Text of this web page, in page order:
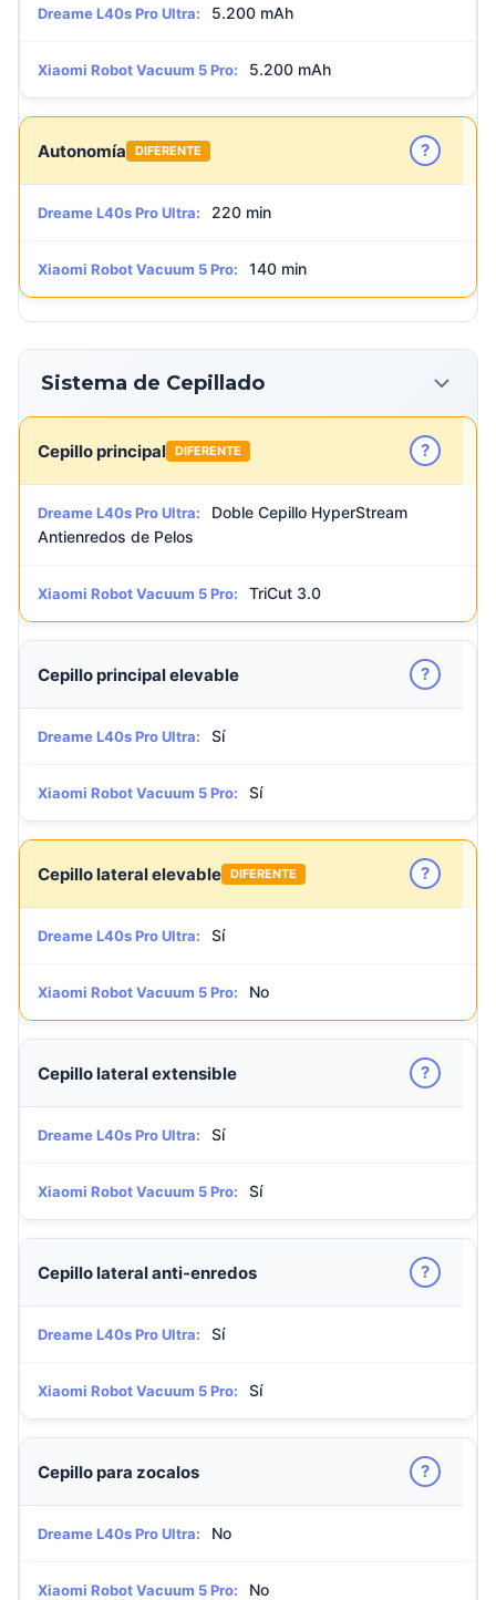
Dreame L40s Pro Ultra: 5.200 mAh
Xiaomi Robot Vacuum 5 Pro: 5.200 mAh
Autonomía DIFERENTE ?
Dreame L40s Pro Ultra: 220 min
Xiaomi Robot Vacuum 5 Pro: 140 min
Sistema de Cepillado
Cepillo principal DIFERENTE ?
Dreame L40s Pro Ultra:
Doble Cepillo HyperStream
Antienredos de Pelos
Xiaomi Robot Vacuum 5 Pro: TriCut 3.0
Cepillo principal elevable ?
Dreame L40s Pro Ultra: Sí
Xiaomi Robot Vacuum 5 Pro: Sí
Cepillo lateral elevable DIFERENTE ?
Dreame L40s Pro Ultra: Sí
Xiaomi Robot Vacuum 5 Pro: No
Cepillo lateral extensible ?
Dreame L40s Pro Ultra: Sí
Xiaomi Robot Vacuum 5 Pro: Sí
Cepillo lateral anti-enredos ?
Dreame L40s Pro Ultra: Sí
Xiaomi Robot Vacuum 5 Pro: Sí
Cepillo para zocalos ?
Dreame L40s Pro Ultra: No
Xiaomi Robot Vacuum 5 Pro: No